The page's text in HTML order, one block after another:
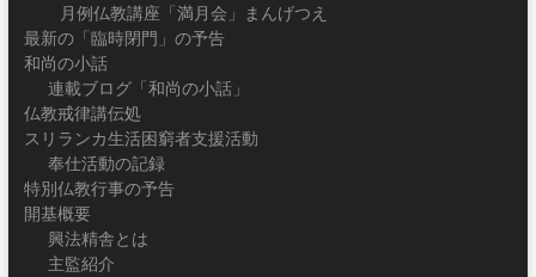
月例仏教講座「満月会」まんげつえ
最新の「臨時閉門」の予告
和尚の小話
連載ブログ「和尚の小話」
仏教戒律講伝処
スリランカ生活困窮者支援活動
奉仕活動の記録
特別仏教行事の予告
開基概要
興法精舎とは
主監紹介